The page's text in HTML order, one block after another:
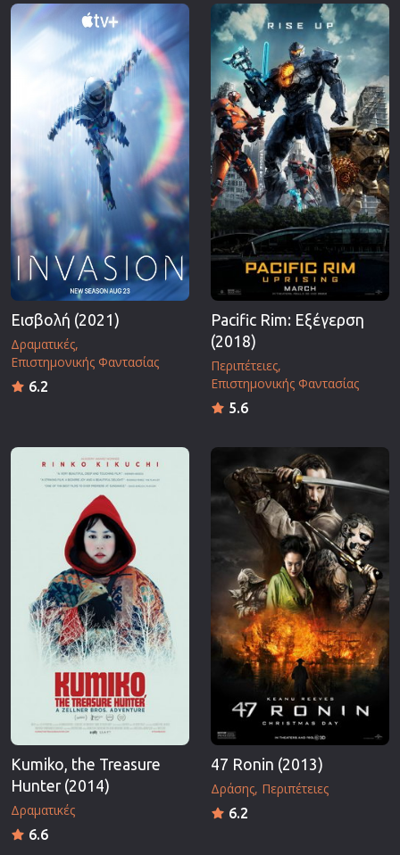
Επιστημονικής Φαντασίας
Εποχής
Ερωτικές
Ευρωπαικός Κινηματογράφος
Θρησκευτικές
Θρίλερ
Ιστορικές
Καταστροφής
Κλασσικές
Εισβολή (2021)
Δραματικές
Επιστημονικής Φαντασίας
6.2
Pacific Rim: Εξέγερση
(2018)
Περιπέτειες
Επιστημονικής Φαντασίας
5.6
Kumiko, the Treasure
Hunter (2014)
Δραματικές
6.6
47 Ronin (2013)
Δράσης Περιπέτειες
6.2